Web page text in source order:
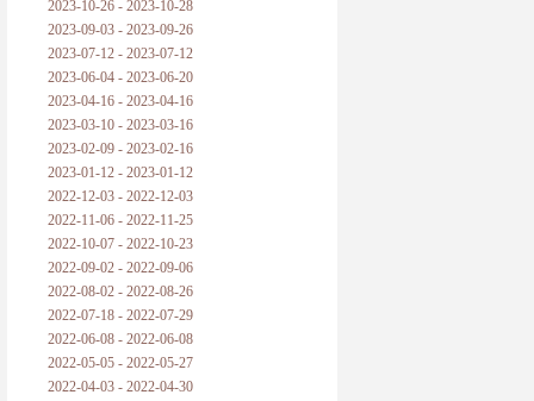
2023-10-26 - 2023-10-28
2023-09-03 - 2023-09-26
2023-07-12 - 2023-07-12
2023-06-04 - 2023-06-20
2023-04-16 - 2023-04-16
2023-03-10 - 2023-03-16
2023-02-09 - 2023-02-16
2023-01-12 - 2023-01-12
2022-12-03 - 2022-12-03
2022-11-06 - 2022-11-25
2022-10-07 - 2022-10-23
2022-09-02 - 2022-09-06
2022-08-02 - 2022-08-26
2022-07-18 - 2022-07-29
2022-06-08 - 2022-06-08
2022-05-05 - 2022-05-27
2022-04-03 - 2022-04-30